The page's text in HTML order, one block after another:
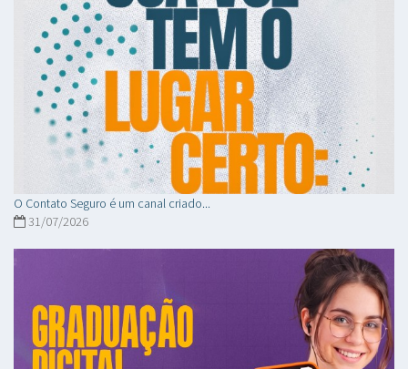
O Contato Seguro é um canal criado...
31/07/2026